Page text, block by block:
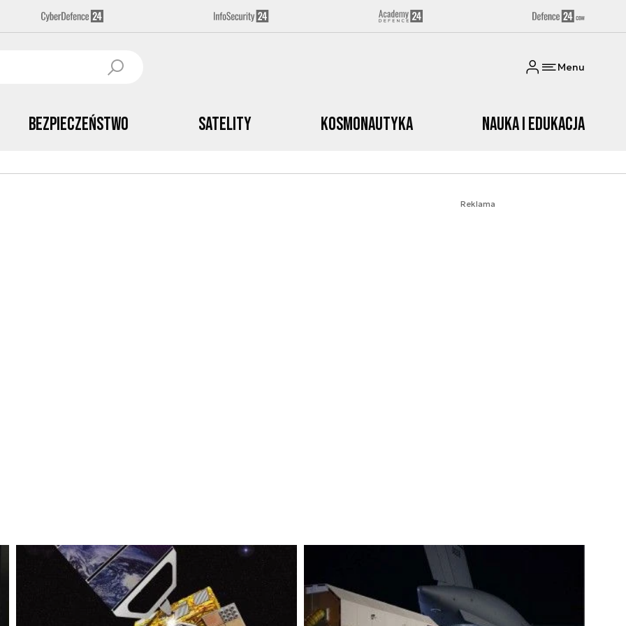
Menu
Bezpieczeństwo Satelity Kosmonautyka Nauka i edukacja
Reklama